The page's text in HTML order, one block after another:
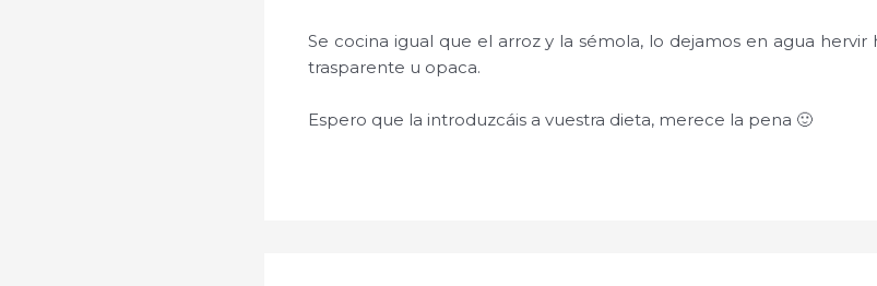
Se cocina igual que el arroz y la sémola, lo dejamos en agua
trasparente u opaca.
Espero que la introduzcáis a vuestra dieta, merece la pena 🙂